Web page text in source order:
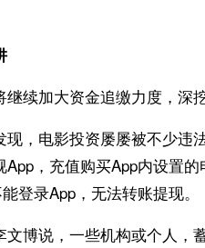
续加大资金追缴力度，深
，电影投资屡屡被不少违
，充值购买App内设置
登录App，无法转账提现。
博说，一些机构或个人